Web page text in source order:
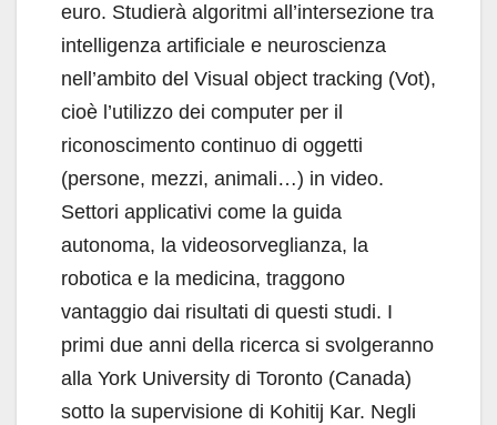
euro. Studierà algoritmi all’intersezione tra
intelligenza artificiale e neuroscienza
nell’ambito del Visual object tracking (Vot),
cioè l’utilizzo dei computer per il
riconoscimento continuo di oggetti
(persone, mezzi, animali…) in video.
Settori applicativi come la guida
autonoma, la videosorveglianza, la
robotica e la medicina, traggono
vantaggio dai risultati di questi studi. I
primi due anni della ricerca si svolgeranno
alla York University di Toronto (Canada)
sotto la supervisione di Kohitij Kar. Negli